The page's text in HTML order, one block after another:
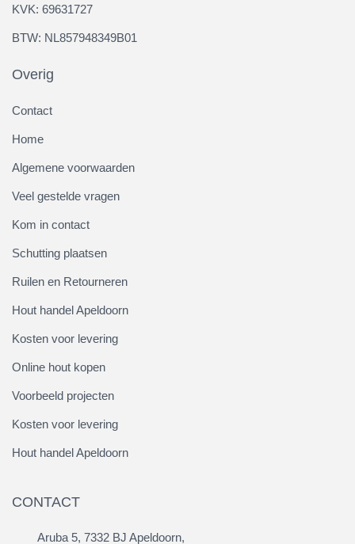
KVK: 69631727
BTW: NL857948349B01
Overig
Contact
Home
Algemene voorwaarden
Veel gestelde vragen
Kom in contact
Schutting plaatsen
Ruilen en Retourneren
Hout handel Apeldoorn
Kosten voor levering
Online hout kopen
Voorbeeld projecten
Kosten voor levering
Hout handel Apeldoorn
CONTACT
Aruba 5, 7332 BJ Apeldoorn,